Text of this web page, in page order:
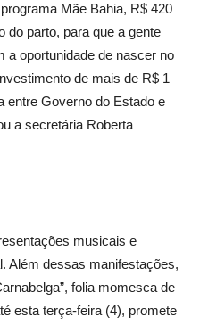
Mãe Bahia, R$ 420
do parto, para que a gente
a oportunidade de nascer no
de mais de R$ 1
entre Governo do Estado e
a secretária Roberta
musicais e
Além dessas manifestações,
folia momesca de
esta terça-feira (4), promete